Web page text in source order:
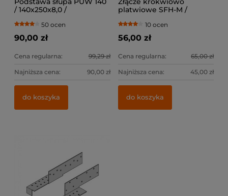
/ 140x250x8,0 /
50 ocen
90,00 zł
Cena regularna: 99,29 zł
Najniższa cena: 90,00 zł
do koszyka
platwiowe SFH-M /
10 ocen
56,00 zł
Cena regularna: 65,00 zł
Najniższa cena: 45,00 zł
do koszyka